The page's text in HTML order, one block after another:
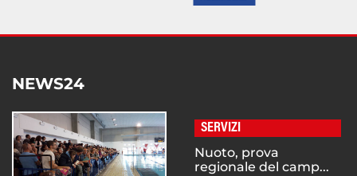
NEWS24
SERVIZI
Nuoto, prova
regionale del camp...